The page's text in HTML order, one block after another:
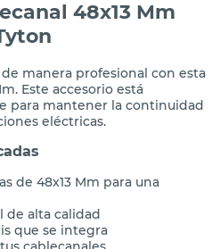
48x13 Mm
manera profesional con esta
Este accesorio está
para mantener la continuidad
eléctricas.
de 48x13 Mm para una
de alta calidad
que se integra